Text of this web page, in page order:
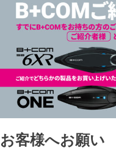
お客様へお願い